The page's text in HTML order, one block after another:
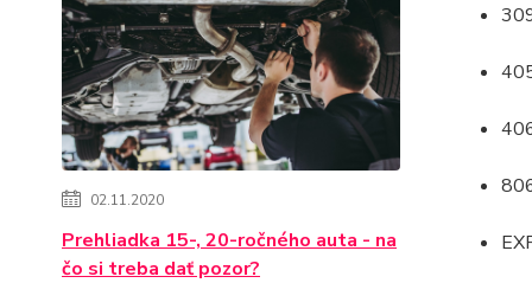
02.11.2020
Prehliadka 15-, 20-ročného auta - na
čo si treba dať pozor?